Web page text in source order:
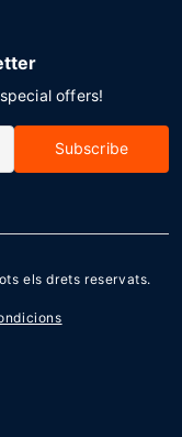
offers!
Subscribe
els drets reservats.